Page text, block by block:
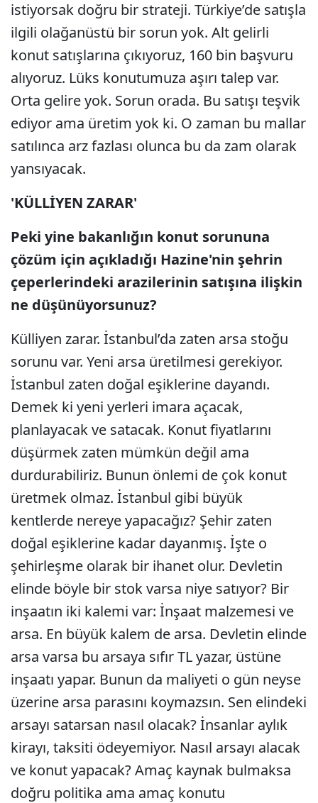
istiyorsak doğru bir strateji. Türkiye’de satışla
ilgili olağanüstü bir sorun yok. Alt gelirli
konut satışlarına çıkıyoruz, 160 bin başvuru
alıyoruz. Lüks konutumuza aşırı talep var.
Orta gelire yok. Sorun orada. Bu satışı teşvik
ediyor ama üretim yok ki. O zaman bu mallar
satılınca arz fazlası olunca bu da zam olarak
yansıyacak.
'KÜLLİYEN ZARAR'
Peki yine bakanlığın konut sorununa
çözüm için açıkladığı Hazine'nin şehrin
çeperlerindeki arazilerinin satışına ilişkin
ne düşünüyorsunuz?
Külliyen zarar. İstanbul’da zaten arsa stoğu
sorunu var. Yeni arsa üretilmesi gerekiyor.
İstanbul zaten doğal eşiklerine dayandı.
Demek ki yeni yerleri imara açacak,
planlayacak ve satacak. Konut fiyatlarını
düşürmek zaten mümkün değil ama
durdurabiliriz. Bunun önlemi de çok konut
üretmek olmaz. İstanbul gibi büyük
kentlerde nereye yapacağız? Şehir zaten
doğal eşiklerine kadar dayanmış. İşte o
şehirleşme olarak bir ihanet olur. Devletin
elinde böyle bir stok varsa niye satıyor? Bir
inşaatın iki kalemi var: İnşaat malzemesi ve
arsa. En büyük kalem de arsa. Devletin elinde
arsa varsa bu arsaya sıfır TL yazar, üstüne
inşaatı yapar. Bunun da maliyeti o gün neyse
üzerine arsa parasını koymazsın. Sen elindeki
arsayı satarsan nasıl olacak? İnsanlar aylık
kirayı, taksiti ödeyemiyor. Nasıl arsayı alacak
ve konut yapacak? Amaç kaynak bulmaksa
doğru politika ama amaç konutu